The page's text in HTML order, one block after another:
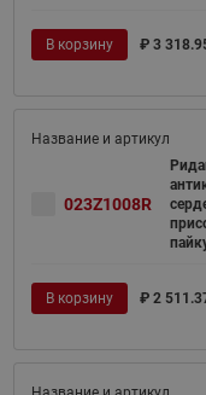
В корзину ₽ 3
023Z1008R
В корзину ₽ 2